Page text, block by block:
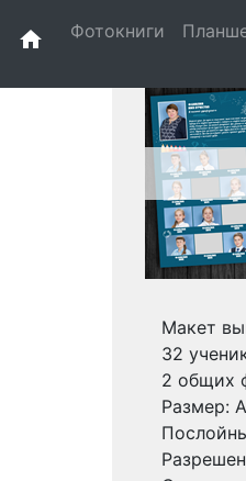
home Фотокниги
Макет
32
2 общих
Размер: